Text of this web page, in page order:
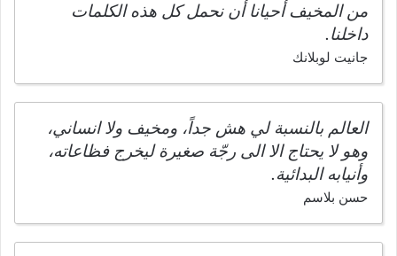
من المخيف أحيانا أن نحمل كل هذه الكلمات
داخلنا.
جانيت لوبلانك
العالم بالنسبة لي هش جداً، ومخيف ولا انساني،
وهو لا يحتاج الا الى رجّة صغيرة ليخرج فظاعاته،
وأنيابه البدائية.
حسن بلاسم